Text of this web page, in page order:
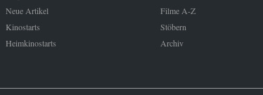
Neue Artikel
Kinostarts
Heimkinostarts
Filme A-Z
Stöbern
Archiv